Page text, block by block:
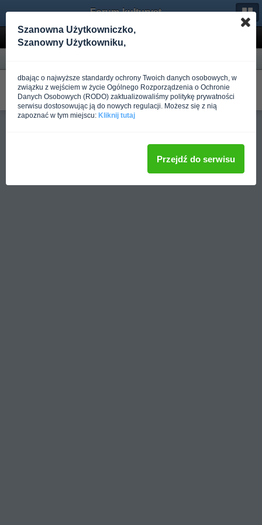
Forum-kulturystyka.pl
Wyniki wyszukiwania
Plan treningowy do oceny
W Trening dla początkujących
NapisanoPonad rok temuprzez Haroldek48
Szanowna Użytkowniczko,
Szanowny Użytkowniku,
dbając o najwyższe standardy ochrony Twoich danych osobowych, w
związku z wejściem w życie Ogólnego Rozporządzenia o Ochronie
Danych Osobowych (RODO) zaktualizowaliśmy politykę prywatności
serwisu dostosowując ją do nowych regulacji. Możesz się z nią
zapoznać w tym miejscu: Kliknij tutaj
Przejdź do serwisu